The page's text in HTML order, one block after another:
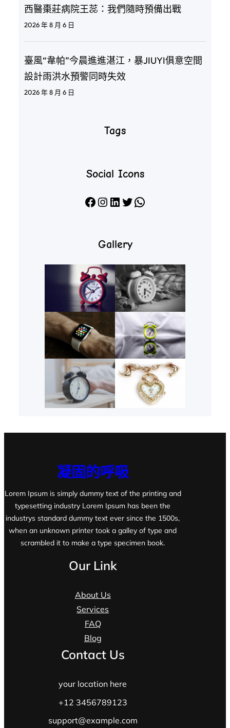
西醫棗莊病院王蕊：我們隨時預備出戰
2026 年 8 月 6 日
臺風“韋帕”今晨進進湛江，暴JIUYI俱意空間
設計雨洪水預警同時失效
2026 年 8 月 6 日
Tags
Social Icons
Facebook Instagram LinkedIn X WhatsApp
Gallery
凝固的呼吸
Lorem Ipsum is simply dummy text of the printing and
typesetting industry Lorem Ipsum has been the
industrys standard dummy text ever since the 1500s,
when an unknown printer took a galley of type and
scrambled it to make a type specimen book.
Our Link
About Us
Services
FAQ
Blog
Contact Us
your location here
+12 3456789123
support@example.com